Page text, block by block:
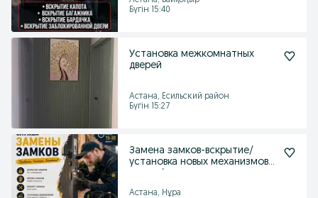
Бүгін 15:40
Установка межкомнатных
дверей
Астана, Есильский район
Бүгін 15:27
Замена замков-вскрытие/
установка новых механизмов-
Астана, Нұра